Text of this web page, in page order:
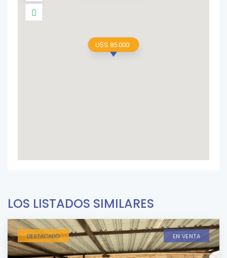
U$S 85.000
LOS LISTADOS SIMILARES
DESTACADO EN VENTA